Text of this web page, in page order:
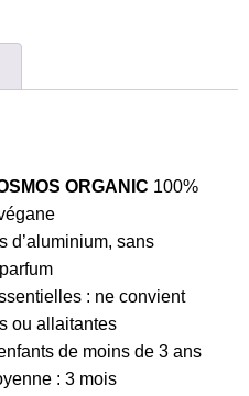
ORGANIC 100%
d’aluminium, sans
: ne convient
ou allaitantes
de moins de 3 ans
: 3 mois